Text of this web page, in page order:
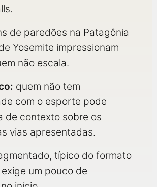
de paredões na Patagônia
Yosemite impressionam
não escala.
quem não tem
com o esporte pode
de contexto sobre os
vias apresentadas.
típico do formato
um pouco de